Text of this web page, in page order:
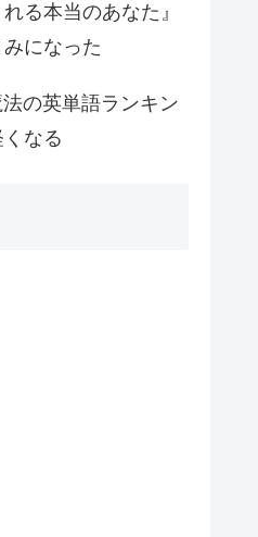
る本当のあなた』
になった
法の英単語ランキン
なる